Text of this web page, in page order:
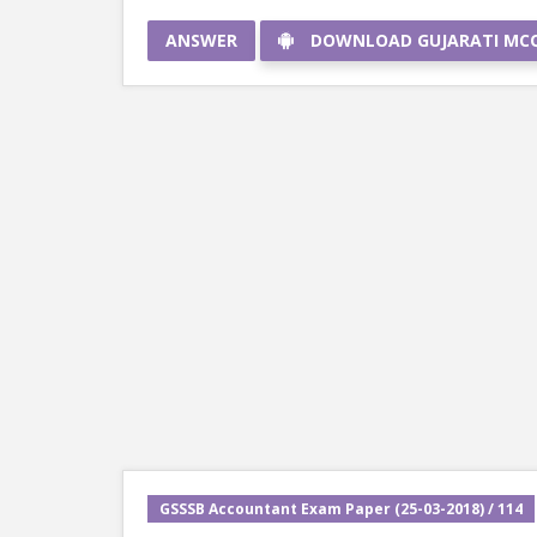
ANSWER DOWNLOAD GUJARATI
GSSSB Accountant Exam Paper (25-03-2018) / 114